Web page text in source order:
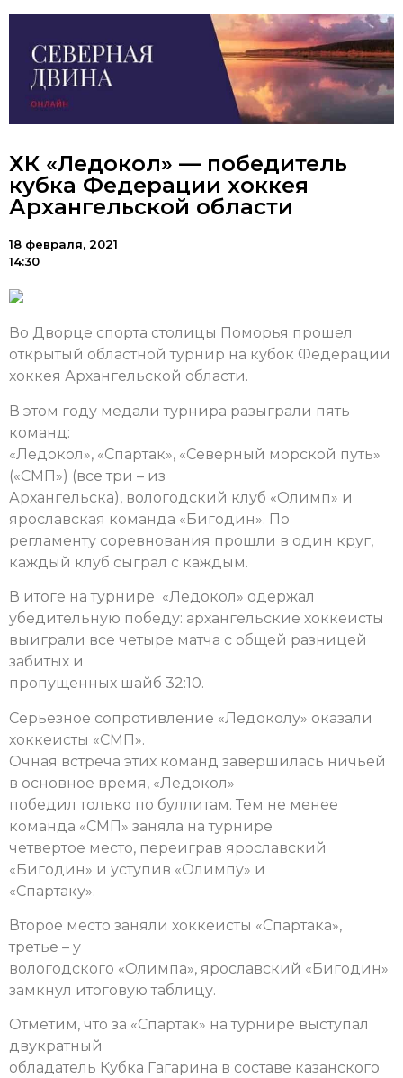
ХК «Ледокол» — победитель
кубка Федерации хоккея
Архангельской области
18 февраля, 2021
14:30
Во Дворце спорта столицы Поморья прошел
открытый областной турнир на кубок Федерации
хоккея Архангельской области.
В этом году медали турнира разыграли пять
команд:
«Ледокол», «Спартак», «Северный морской путь»
(«СМП») (все три – из
Архангельска), вологодский клуб «Олимп» и
ярославская команда «Бигодин». По
регламенту соревнования прошли в один круг,
каждый клуб сыграл с каждым.
В итоге на турнире «Ледокол» одержал
убедительную победу: архангельские хоккеисты
выиграли все четыре матча с общей разницей
забитых и
пропущенных шайб 32:10.
Серьезное сопротивление «Ледоколу» оказали
хоккеисты «СМП».
Очная встреча этих команд завершилась ничьей
в основное время, «Ледокол»
победил только по буллитам. Тем не менее
команда «СМП» заняла на турнире
четвертое место, переиграв ярославский
«Бигодин» и уступив «Олимпу» и
«Спартаку».
Второе место заняли хоккеисты «Спартака»,
третье – у
вологодского «Олимпа», ярославский «Бигодин»
замкнул итоговую таблицу.
Отметим, что за «Спартак» на турнире выступал
двукратный
обладатель Кубка Гагарина в составе казанского